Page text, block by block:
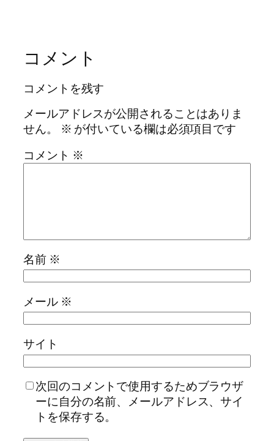
コメント
コメントを残す
メールアドレスが公開されることはありま
せん。
※ が付いている欄は必須項目です
コメント ※
名前 ※
メール ※
サイト
次回のコメントで使用するためブラウザ
ーに自分の名前、メールアドレス、サイ
トを保存する。